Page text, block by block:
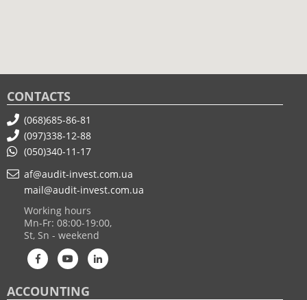
CONTACTS
(068)685-86-81
(097)338-12-88
(050)340-11-17
af@audit-invest.com.ua
mail@audit-invest.com.ua
Working hours
Mn-Fr: 08:00-19:00,
St, Sn - weekend
ACCOUNTING